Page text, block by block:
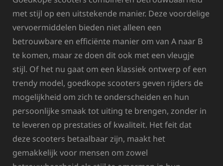
met stijl op een uitstekende manier. Deze voordelige
vervoermiddelen bieden niet alleen een
betrouwbare en efficiënte manier om van A naar B
te komen, maar ze doen dit ook met een vleugje
stijl. Of het nu gaat om een klassiek ontwerp of een
trendy model, goedkope scooters geven rijders de
mogelijkheid om zich te onderscheiden en hun
persoonlijke smaak tot uiting te brengen, zonder in
te leveren op prestaties of kwaliteit. Het feit dat
deze scooters betaalbaar zijn, maakt het
gemakkelijk voor mensen om zowel